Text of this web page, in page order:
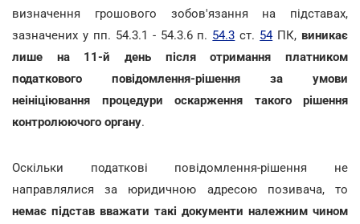
визначення грошового зобов'язання на підставах,
зазначених у пп. 54.3.1 - 54.3.6 п. 54.3 ст. 54ПК, виникає
лише на 11-й день після отримання платником
податкового повідомлення-рішення за умови
неініціювання процедури оскарження такого рішення
контролюючого органу.
Оскільки податкові повідомлення-рішення не
направлялися за юридичною адресою позивача, то
немає підстав вважати такі документи належним чином